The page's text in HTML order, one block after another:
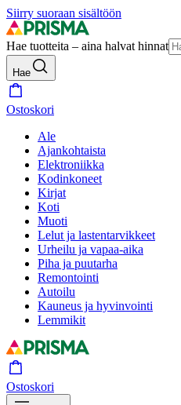
Siirry suoraan sisältöön
Hae tuotteita – aina halvat hinnat
Hae
Ostoskori
Ale
Ajankohtaista
Elektroniikka
Kodinkoneet
Kirjat
Koti
Muoti
Lelut ja lastentarvikkeet
Urheilu ja vapaa-aika
Piha ja puutarha
Remontointi
Autoilu
Kauneus ja hyvinvointi
Lemmikit
Ostoskori